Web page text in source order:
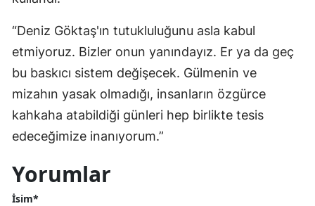
“Deniz Göktaş'ın tutukluluğunu asla kabul
etmiyoruz. Bizler onun yanındayız. Er ya da geç
bu baskıcı sistem değişecek. Gülmenin ve
mizahın yasak olmadığı, insanların özgürce
kahkaha atabildiği günleri hep birlikte tesis
edeceğimize inanıyorum.”
Yorumlar
İsim*